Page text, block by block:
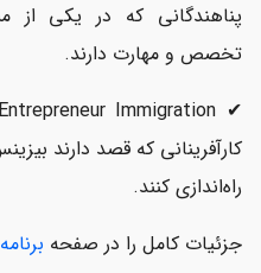
پناهندگانی که در یکی از
تخصص و مهارت دارند.
✔ Entrepreneur Immigration:
کارآفرینانی که قصد دارند
راه‌اندازی کنند.
جزئیات کامل را در صفحه